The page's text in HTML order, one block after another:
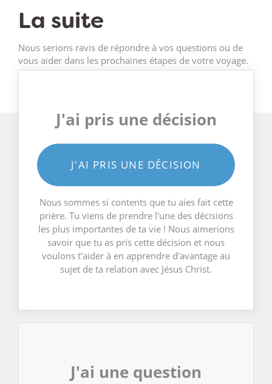
La suite
Nous serions ravis de répondre à vos questions ou de
vous aider dans les prochaines étapes de votre voyage.
J'ai pris une décision
J'AI PRIS UNE DÉCISION
Nous sommes si contents que tu aies fait cette
prière. Tu viens de prendre l'une des décisions
les plus importantes de ta vie ! Nous aimerions
savoir que tu as pris cette décision et nous
voulons t'aider à en apprendre d'avantage au
sujet de ta relation avec Jésus Christ.
J'ai une question